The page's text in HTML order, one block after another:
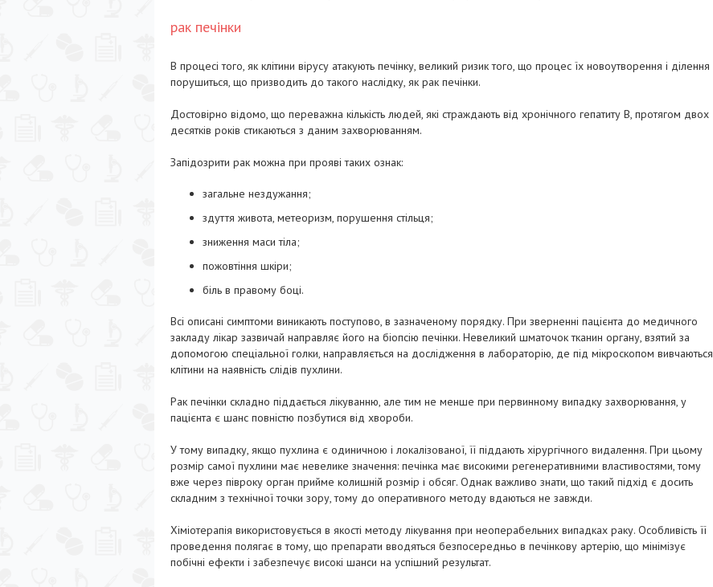
рак печінки
В процесі того, як клітини вірусу атакують печінку, великий ризик того, що процес їх новоутворення і ділення
порушиться, що призводить до такого наслідку, як рак печінки.
Достовірно відомо, що переважна кількість людей, які страждають від хронічного гепатиту В, протягом двох
десятків років стикаються з даним захворюванням.
Запідозрити рак можна при прояві таких ознак:
загальне нездужання;
здуття живота, метеоризм, порушення стільця;
зниження маси тіла;
пожовтіння шкіри;
біль в правому боці.
Всі описані симптоми виникають поступово, в зазначеному порядку. При зверненні пацієнта до медичного
закладу лікар зазвичай направляє його на біопсію печінки. Невеликий шматочок тканин органу, взятий за
допомогою спеціальної голки, направляється на дослідження в лабораторію, де під мікроскопом вивчаються
клітини на наявність слідів пухлини.
Рак печінки складно піддається лікуванню, але тим не менше при первинному випадку захворювання, у
пацієнта є шанс повністю позбутися від хвороби.
У тому випадку, якщо пухлина є одиничною і локалізованої, її піддають хірургічного видалення. При цьому
розмір самої пухлини має невелике значення: печінка має високими регенеративними властивостями, тому
вже через півроку орган прийме колишній розмір і обсяг. Однак важливо знати, що такий підхід є досить
складним з технічної точки зору, тому до оперативного методу вдаються не завжди.
Хіміотерапія використовується в якості методу лікування при неоперабельних випадках раку. Особливість її
проведення полягає в тому, що препарати вводяться безпосередньо в печінкову артерію, що мінімізує
побічні ефекти і забезпечує високі шанси на успішний результат.